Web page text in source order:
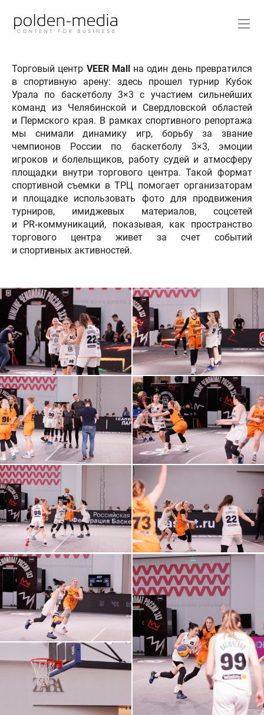
Торговый центр VEER Mallна один день превратился
в спортивную арену: здесь прошел турнир Кубок
Урала по баскетболу 3×3 с участием сильнейших
команд из Челябинской и Свердловской областей
и Пермского края. В рамках спортивного репортажа
мы снимали динамику игр, борьбу за звание
чемпионов России по баскетболу 3×3, эмоции
игроков и болельщиков, работу судей и атмосферу
площадки внутри торгового центра. Такой формат
спортивной съемки в ТРЦ помогает организаторам
и площадке использовать фото для продвижения
турниров, имиджевых материалов, соцсетей
и PR‑коммуникаций, показывая, как пространство
торгового центра живет за счет событий
и спортивных активностей.